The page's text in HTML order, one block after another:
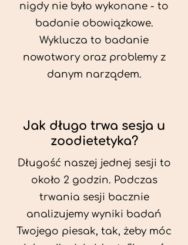
nigdy nie było wykonane - to
badanie obowiązkowe.
Wyklucza to badanie
nowotwory oraz problemy z
danym narządem.
Jak długo trwa sesja u
zoodietetyka?
Długość naszej jednej sesji to
około 2 godzin. Podczas
trwania sesji bacznie
analizujemy wyniki badań
Twojego piesak, tak, żeby móc